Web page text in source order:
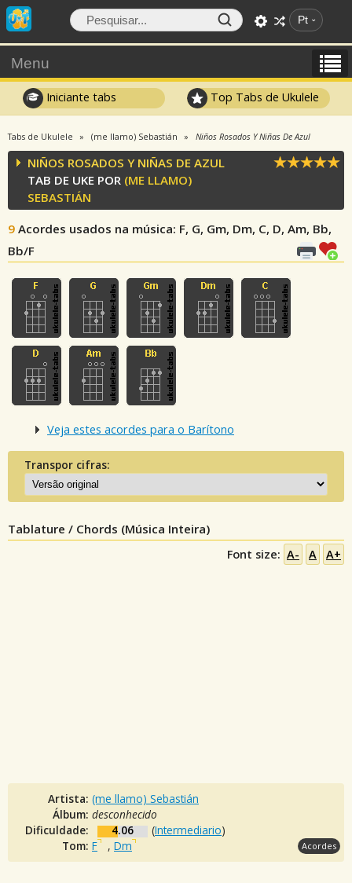
Pt
Menu
Iniciante tabs Top Tabs de Ukulele
Tabs de Ukulele (me llamo) Sebastián Niños Rosados Y Niñas De Azul
NIÑOS ROSADOS Y NIÑAS DE AZUL
TAB DE UKE POR (ME LLAMO)
SEBASTIÁN
9 Acordes usados na música: F, G, Gm, Dm, C, D, Am, Bb,
Bb/F
Veja estes acordes para o Barítono
Transpor cifras:
Tablature / Chords (Música Inteira)
Font size: A- A A+
Artista: (me llamo) Sebastián
Álbum: desconhecido
Dificuldade:
4.06 (Intermediario)
Tom: F , Dm Acordes